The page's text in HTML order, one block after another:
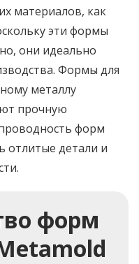
материалов, как
эти формы
они идеально
Формы для
металлу
прочную
форм
отлитые детали и
форм